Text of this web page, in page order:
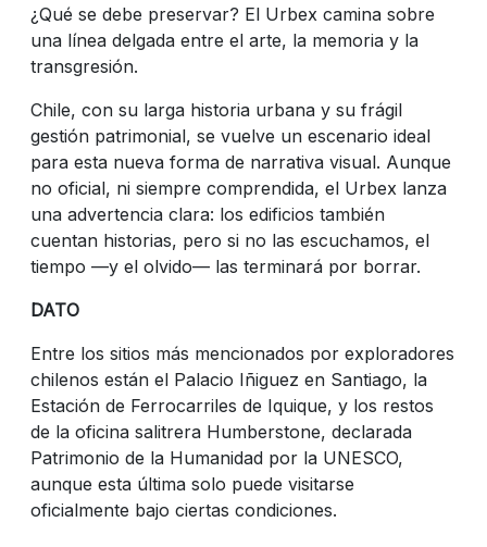
¿Qué se debe preservar? El Urbex camina sobre
una línea delgada entre el arte, la memoria y la
transgresión.
Chile, con su larga historia urbana y su frágil
gestión patrimonial, se vuelve un escenario ideal
para esta nueva forma de narrativa visual. Aunque
no oficial, ni siempre comprendida, el Urbex lanza
una advertencia clara: los edificios también
cuentan historias, pero si no las escuchamos, el
tiempo —y el olvido— las terminará por borrar.
DATO
Entre los sitios más mencionados por exploradores
chilenos están el Palacio Iñiguez en Santiago, la
Estación de Ferrocarriles de Iquique, y los restos
de la oficina salitrera Humberstone, declarada
Patrimonio de la Humanidad por la UNESCO,
aunque esta última solo puede visitarse
oficialmente bajo ciertas condiciones.